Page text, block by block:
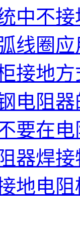
中不
线圈
接地
电阻
要在
器焊
地电